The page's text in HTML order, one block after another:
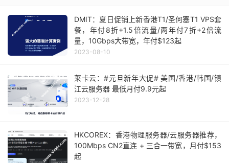
DMIT：夏日促销上新香港T1/圣何塞T1 VPS套
餐，年付8折+1.5倍流量/两年付7折+2倍流
量，10Gbps大带宽，年付$123起
2023-08-10
莱卡云：#元旦新年大促# 美国/香港/韩国/镇
江云服务器 最低月付9.9元起
2023-12-28
HKCOREX：香港物理服务器/云服务器推荐，
100Mbps CN2直连 + 三合一带宽，月付$153
起